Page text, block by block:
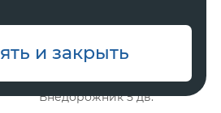
Внедорожник 5 дв.
и закрыть